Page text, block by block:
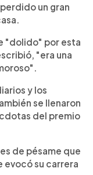
un gran
"dolido" por esta
"era una
y los
se llenaron
del premio
de pésame que
evocó su carrera